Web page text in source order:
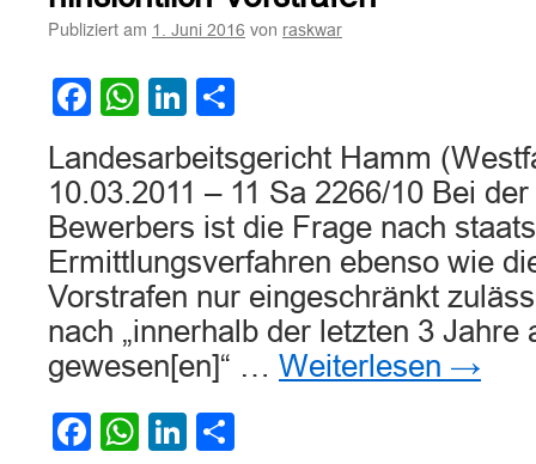
Fragen
nach
im
Bewerbungsgespräch
Publiziert am 1. Juni 2016 von raskwar
Facebook
WhatsApp
LinkedIn
Landesarbeitsgericht Hamm
10.03.2011 – 11 Sa 2266/10 Bei
Bewerbers ist die Frage nach
Ermittlungsverfahren ebenso wie
Vorstrafen nur eingeschränkt
nach „innerhalb der letzten 3 Jahre
gewesen[en]“ … Weiterlesen →
Facebook
WhatsApp
LinkedIn